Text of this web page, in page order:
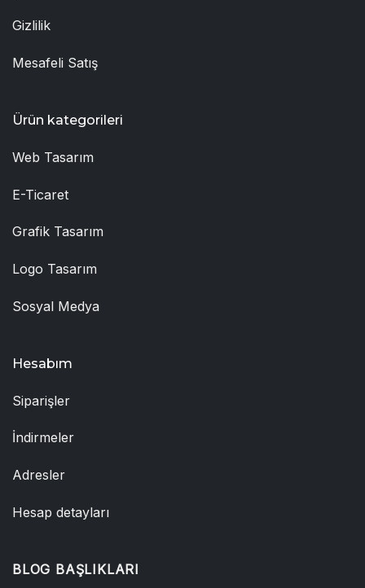
Gizlilik
Mesafeli Satış
Ürün kategorileri
Web Tasarım
E-Ticaret
Grafik Tasarım
Logo Tasarım
Sosyal Medya
Hesabım
Siparişler
İndirmeler
Adresler
Hesap detayları
BLOG BAŞLIKLARI